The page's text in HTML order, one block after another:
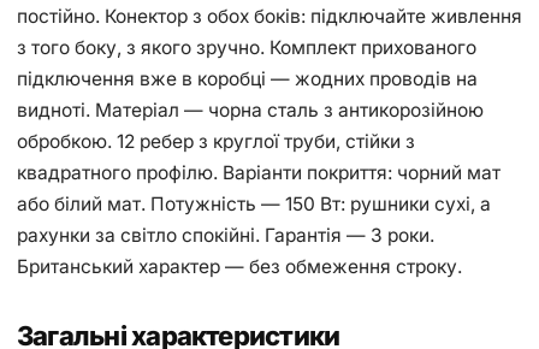
постійно. Конектор з обох боків: підключайте живлення
з того боку, з якого зручно. Комплект прихованого
підключення вже в коробці — жодних проводів на
видноті. Матеріал — чорна сталь з антикорозійною
обробкою. 12 ребер з круглої труби, стійки з
квадратного профілю. Варіанти покриття: чорний мат
або білий мат. Потужність — 150 Вт: рушники сухі, а
рахунки за світло спокійні. Гарантія — 3 роки.
Британський характер — без обмеження строку.
Загальні характеристики